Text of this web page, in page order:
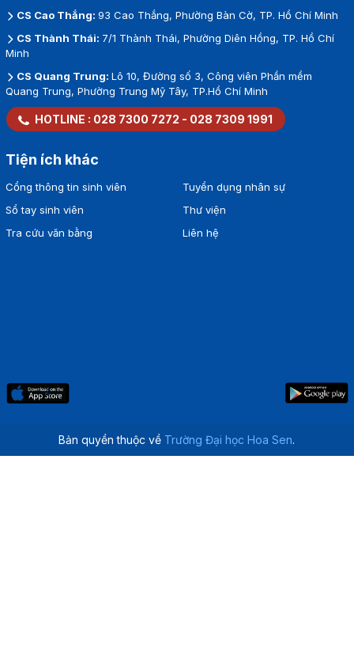
CS Cao Thắng:93 Cao Thắng, Phường Bàn Cờ, TP. Hồ Chí Minh
CS Thành Thái: 7/1 Thành Thái, Phường Diên Hồng, TP. Hồ Chí
Minh
CS Quang Trung:Lô 10, Đường số 3, Công viên Phần mềm
Quang Trung, Phường Trung Mỹ Tây, TP.Hồ Chí Minh
HOTLINE : 028 7300 7272 - 028 7309 1991
Tiện ích khác
Cổng thông tin sinh viên
Sổ tay sinh viên
Tra cứu văn bằng
Tuyển dụng nhân sự
Thư viện
Liên hệ
Bản quyền thuộc về Trường Đại học Hoa Sen.